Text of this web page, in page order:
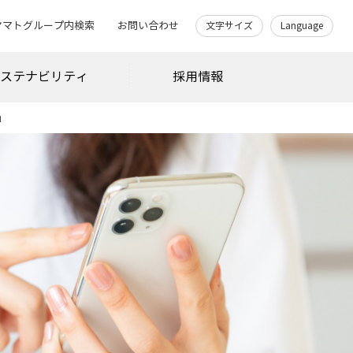
マトグループ内検索 お問い合わせ 文字サイズ Language
テナビリティ 採用情報